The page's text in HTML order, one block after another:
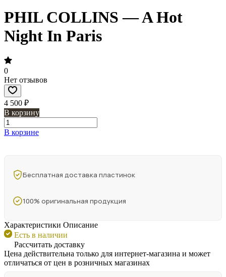
PHIL COLLINS — A Hot
Night In Paris
0
Нет отзывов
4 500 ₽
В корзину
В корзине
Бесплатная доставка пластинок
100% оригинальная продукция
Характеристики Описание
Есть в наличии
Рассчитать доставку
Цена действительна только для интернет-магазина и может
отличаться от цен в розничных магазинах